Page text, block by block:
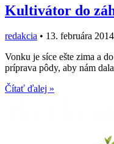
Kultivátor do
redakcia • 13. februára 2014
Vonku je síce ešte zima a
príprava pôdy, aby nám
Čítať ďalej »